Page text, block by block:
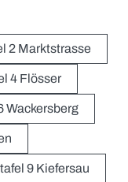
2 Marktstrasse
4 Flösser
Wackersberg
9 Kiefersau